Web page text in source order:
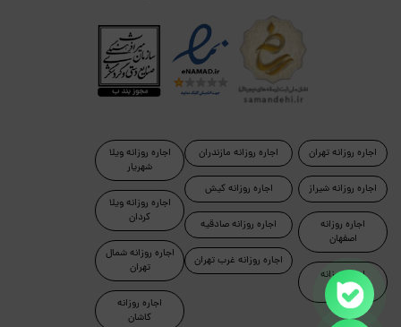
اجاره روزانه تهران
اجاره روزانه شیراز
اجاره روزانه
اصفهان
اجاره روزانه
رامسر
اجاره روزانه مازندران
اجاره روزانه کیش
اجاره روزانه صادقیه
اجاره روزانه غرب تهران
اجاره روزانه ویلا
شهریار
اجاره روزانه ویلا
کردان
اجاره روزانه شمال
تهران
اجاره روزانه
کاشان